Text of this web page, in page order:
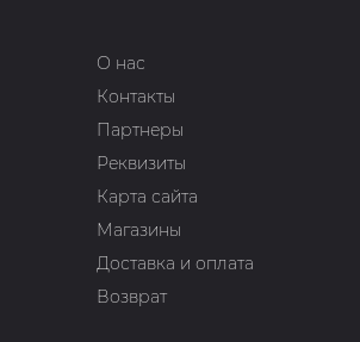
О нас
Контакты
Партнеры
Реквизиты
Карта сайта
Магазины
Доставка и оплата
Возврат